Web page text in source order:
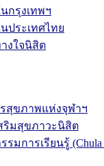
กรุงเทพฯ
ประเทศไทย
งใจนิสิต
สุขภาพแห่งจุฬาฯ
ริมสุขภาวะนิสิต
มการเรียนรู้ (Chula